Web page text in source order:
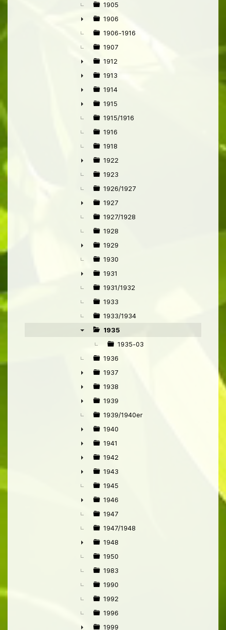
1905
►
1906
1906-1916
1907
►
1912
►
1913
►
1914
►
1915
1915/1916
1916
1918
►
1922
1923
1926/1927
►
1927
1927/1928
1928
►
1929
1930
►
1931
1931/1932
1933
1933/1934
1935
1935-03
1936
►
1937
►
1938
►
1939
1939/1940er
►
1940
►
1941
►
1942
►
1943
1945
►
1946
1947
1947/1948
►
1948
1950
1983
1990
1992
1996
1999